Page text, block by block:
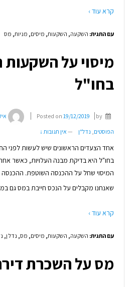
קרא עוד ›
עם התגית: השקעה, השקעות, מיסים, מניות, מס
מיסוי על השקעות
בחו"ל
Posted on 19/12/2019 by
הפוסטים, נדל"ן — אין תגובות ↓
אחד הצעדים הראשונים שיש לעשות לפני
בחו"ל היא בדיקת מבנה העלויות, כאשר
המיסוי שחל על ההכנסה השוטפת.
שאנחנו מקבלים על הנכס חייבת במס גם
קרא עוד ›
עם התגית: השקעה, השקעות, מיסים, מס, נדל ן,
מס על השכרת